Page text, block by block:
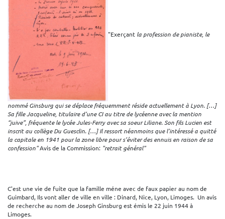
"Exerçant la profession de pianiste, le
nommé Ginsburg qui se déplace fréquemment réside actuellement à Lyon. […]
Sa fille Jacqueline, titulaire d’une CI au titre de lycéenne avec la mention
“juive”, fréquente le lycée Jules-Ferry avec sa soeur Liliane. Son fils Lucien est
inscrit au collège Du Guesclin. […] Il ressort néanmoins que l’intéressé a quitté
la capitale en 1941 pour la zone libre pour s’éviter des ennuis en raison de sa
confession"Avis de la Commission: "retrait général"
C'est une vie de fuite que la famille méne avec de faux papier au nom de
Guimbard, Ils vont aller de ville en ville : Dinard, Nice, Lyon, Limoges. Un avis
de recherche au nom de Joseph Ginsburg est émis le 22 juin 1944 à
Limoges.